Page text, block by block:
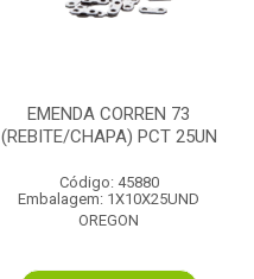
EMENDA CORREN 73
(REBITE/CHAPA) PCT 25UN
Código: 45880
Embalagem: 1X10X25UND
OREGON